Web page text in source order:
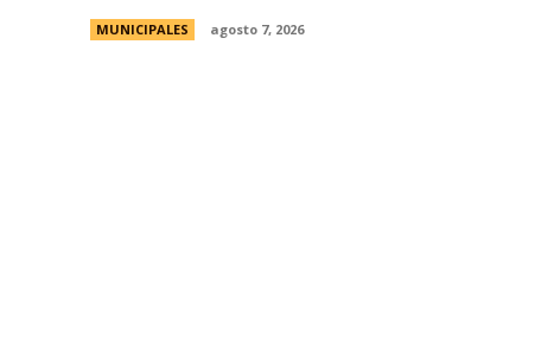
MUNICIPALES agosto 7, 2026